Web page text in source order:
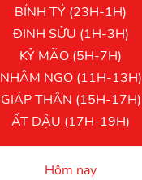
BÍNH TÝ (23H-1H)
ĐINH SỬU (1H-3H)
KỶ MÃO (5H-7H)
NHÂM NGỌ (11H-13H)
GIÁP THÂN (15H-17H)
ẤT DẬU (17H-19H)
Hôm nay